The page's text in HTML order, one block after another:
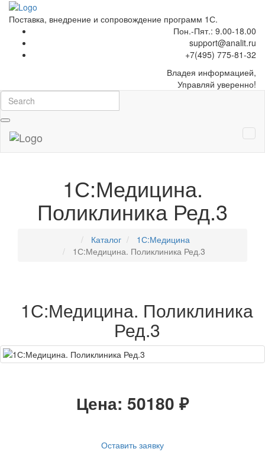
Поставка, внедрение и сопровождение программ 1С.
Пон.-Пят.: 9.00-18.00
support@analit.ru
+7(495) 775-81-32
Владея информацией,
Управляй уверенно!
1С:Медицина.
Поликлиника Ред.3
Каталог
1С:Медицина
1С:Медицина. Поликлиника Ред.3
1С:Медицина. Поликлиника
Ред.3
Цена: 50180 ₽
Оставить заявку